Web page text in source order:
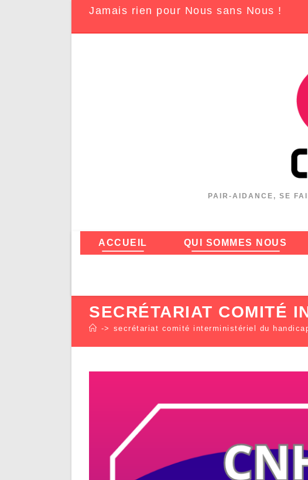
Jamais rien pour Nous sans Nous !
PAIR-AIDANCE, SE
ACCUEIL QUI SOMMES NOUS
SECRÉTARIAT COMITÉ
-> secrétariat comité interministériel du